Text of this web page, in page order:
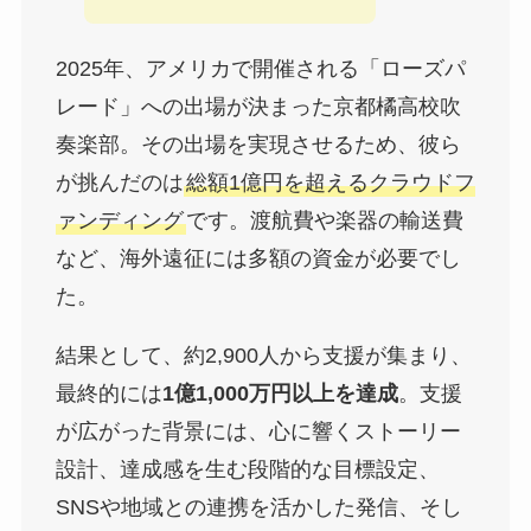
2025年、アメリカで開催される「ローズパ
レード」への出場が決まった京都橘高校吹
奏楽部。その出場を実現させるため、彼ら
が挑んだのは総額1億円を超えるクラウドフ
ァンディングです。渡航費や楽器の輸送費
など、海外遠征には多額の資金が必要でし
た。
結果として、約2,900人から支援が集まり、
最終的には1億1,000万円以上を達成。支援
が広がった背景には、心に響くストーリー
設計、達成感を生む段階的な目標設定、
SNSや地域との連携を活かした発信、そし